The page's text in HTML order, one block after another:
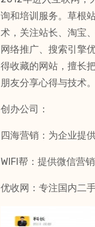
询和培训服务。草根
术，关注站长、淘宝
网络推广、搜索引擎
得收藏的网站，擅长
朋友分享心得与技术。
创办公司：
四海营销：为企业提
WIFI帮：提供微信营
优收网：专注国内二